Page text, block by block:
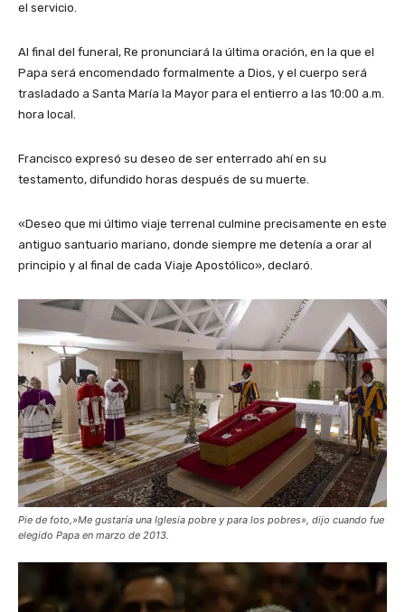
el servicio.
Al final del funeral, Re pronunciará la última oración, en la que el
Papa será encomendado formalmente a Dios, y el cuerpo será
trasladado a Santa María la Mayor para el entierro a las 10:00 a.m.
hora local.
Francisco expresó su deseo de ser enterrado ahí en su
testamento, difundido horas después de su muerte.
«Deseo que mi último viaje terrenal culmine precisamente en este
antiguo santuario mariano, donde siempre me detenía a orar al
principio y al final de cada Viaje Apostólico», declaró.
Pie de foto,»Me gustaría una Iglesia pobre y para los pobres», dijo cuando fue
elegido Papa en marzo de 2013.